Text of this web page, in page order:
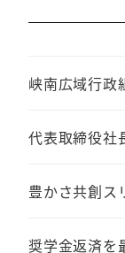
峡南広域行政
代表取締役社
豊かさ共創ス
奨学金返済を